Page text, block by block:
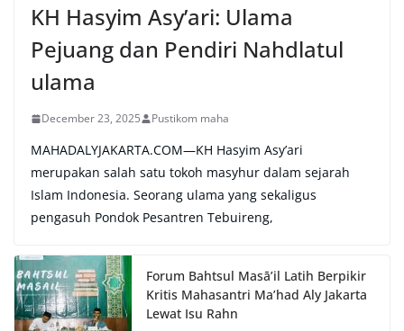
KH Hasyim Asy’ari: Ulama
Pejuang dan Pendiri Nahdlatul
ulama
December 23, 2025 Pustikom maha
MAHADALYJAKARTA.COM—KH Hasyim Asy’ari
merupakan salah satu tokoh masyhur dalam sejarah
Islam Indonesia. Seorang ulama yang sekaligus
pengasuh Pondok Pesantren Tebuireng,
Forum Bahtsul Masā’il Latih Berpikir
Kritis Mahasantri Ma’had Aly Jakarta
Lewat Isu Rahn